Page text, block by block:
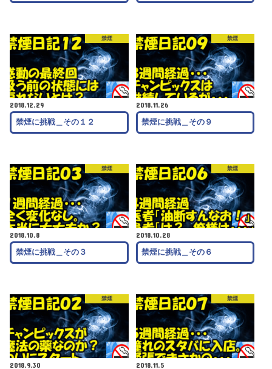
禁煙
2018.12.29
禁煙に挑戦＿その１２
禁煙
2018.11.26
禁煙に挑戦＿その９
禁煙
2018.10.8
禁煙に挑戦＿その３
禁煙
2018.10.28
禁煙に挑戦＿その６
禁煙
2018.9.30
禁煙
2018.11.5